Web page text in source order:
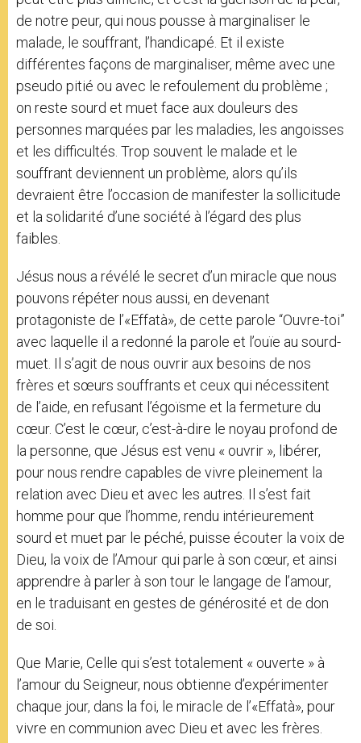
de notre peur, qui nous pousse à marginaliser le
malade, le souffrant, l’handicapé. Et il existe
différentes façons de marginaliser, même avec une
pseudo pitié ou avec le refoulement du problème ;
on reste sourd et muet face aux douleurs des
personnes marquées par les maladies, les angoisses
et les difficultés. Trop souvent le malade et le
souffrant deviennent un problème, alors qu’ils
devraient être l’occasion de manifester la sollicitude
et la solidarité d’une société à l’égard des plus
faibles.
Jésus nous a révélé le secret d’un miracle que nous
pouvons répéter nous aussi, en devenant
protagoniste de l’«Effatà», de cette parole “Ouvre-toi”
avec laquelle il a redonné la parole et l’ouïe au sourd-
muet. Il s’agit de nous ouvrir aux besoins de nos
frères et sœurs souffrants et ceux qui nécessitent
de l’aide, en refusant l’égoïsme et la fermeture du
cœur. C’est le cœur, c’est-à-dire le noyau profond de
la personne, que Jésus est venu « ouvrir », libérer,
pour nous rendre capables de vivre pleinement la
relation avec Dieu et avec les autres. Il s’est fait
homme pour que l’homme, rendu intérieurement
sourd et muet par le péché, puisse écouter la voix de
Dieu, la voix de l’Amour qui parle à son cœur, et ainsi
apprendre à parler à son tour le langage de l’amour,
en le traduisant en gestes de générosité et de don
de soi.
Que Marie, Celle qui s’est totalement « ouverte » à
l’amour du Seigneur, nous obtienne d’expérimenter
chaque jour, dans la foi, le miracle de l’«Effatà», pour
vivre en communion avec Dieu et avec les frères.